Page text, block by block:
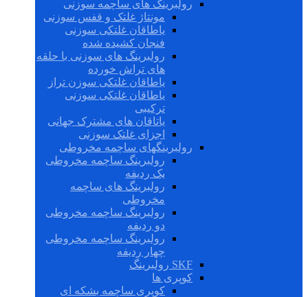
رولبرینگ های ساچمه سوزنی
مونتاژ غلتک و قفس سوزنی
یاطاقان غلتکی سوزنی
فنجان کشیده شده
رولبرینگ های سوزنی با حلقه
های تراش خورده
یاطاقان غلتکی سوزن تراز
یاطاقان غلتکی سوزنی
ترکیبی
یاتاقان های مشترک جهانی
اجزای غلتک سوزنی
رولبرینگهای ساچمه مخروطی
رولبرینگ ساچمه مخروطی
یک ردیفه
رولبرینگ های ساچمه
مخروطی
رولبرینگ ساچمه مخروطی
دو ردیفه
رولبرینگ ساچمه مخروطی
چهار ردیفه
SKF رولبرینگ
کوپری ها
کوپری ساچمه بشکه ای